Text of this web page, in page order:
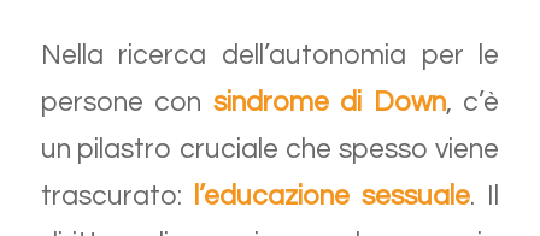
Nella ricerca dell’autonomia per le
persone con sindrome di Down, c’è
un pilastro cruciale che spesso viene
trascurato:
l’educazione sessuale. Il